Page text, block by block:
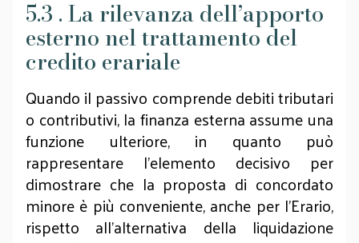
5.3 . La rilevanza dell’apporto
esterno nel trattamento del
credito erariale
Quando il passivo comprende debiti tributari
o contributivi, la finanza esterna assume una
funzione ulteriore, in quanto può
rappresentare l’elemento decisivo per
dimostrare che la proposta di concordato
minore è più conveniente, anche per l’Erario,
rispetto all’alternativa della liquidazione